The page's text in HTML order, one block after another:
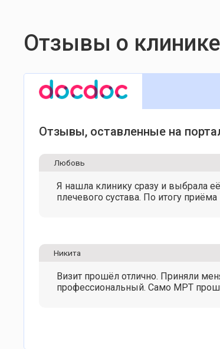
Отзывы о клинике
Отзывы, оставленные на
Любовь
Я нашла клинику сразу и выбрала
плечевого сустава. По итогу
Никита
Визит прошёл отлично. Приняли
профессиональный. Само МРТ